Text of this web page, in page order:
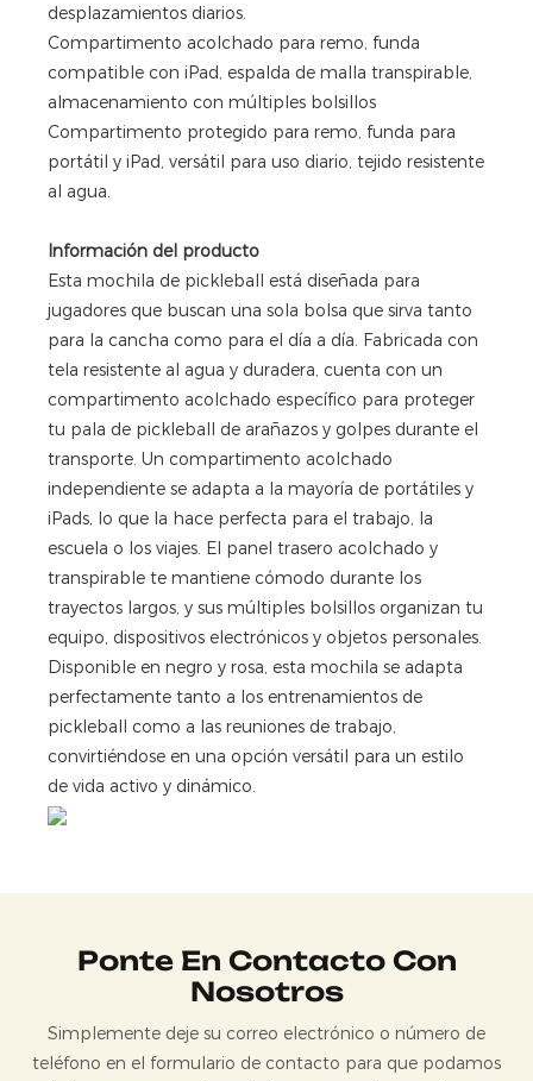
desplazamientos diarios.
Compartimento acolchado para remo, funda
compatible con iPad, espalda de malla transpirable,
almacenamiento con múltiples bolsillos
Compartimento protegido para remo, funda para
portátil y iPad, versátil para uso diario, tejido resistente
al agua.
Información del producto
Esta mochila de pickleball está diseñada para
jugadores que buscan una sola bolsa que sirva tanto
para la cancha como para el día a día. Fabricada con
tela resistente al agua y duradera, cuenta con un
compartimento acolchado específico para proteger
tu pala de pickleball de arañazos y golpes durante el
transporte. Un compartimento acolchado
independiente se adapta a la mayoría de portátiles y
iPads, lo que la hace perfecta para el trabajo, la
escuela o los viajes. El panel trasero acolchado y
transpirable te mantiene cómodo durante los
trayectos largos, y sus múltiples bolsillos organizan tu
equipo, dispositivos electrónicos y objetos personales.
Disponible en negro y rosa, esta mochila se adapta
perfectamente tanto a los entrenamientos de
pickleball como a las reuniones de trabajo,
convirtiéndose en una opción versátil para un estilo
de vida activo y dinámico.
Ponte En Contacto Con
Nosotros
Simplemente deje su correo electrónico o número de
teléfono en el formulario de contacto para que podamos